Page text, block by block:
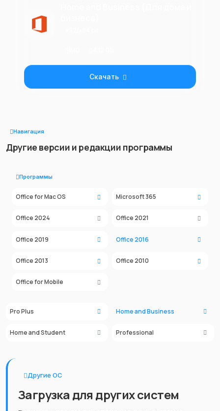
Скачать
Навигация
Другие версии и редакции программы
Программы
Office for Mac OS Microsoft 365
Office 2024 Office 2021
Office 2019 Office 2016
Office 2013 Office 2010
Office for Mobile
Pro Plus Home and Business
Home and Student Professional
Другие ОС
Загрузка для других систем